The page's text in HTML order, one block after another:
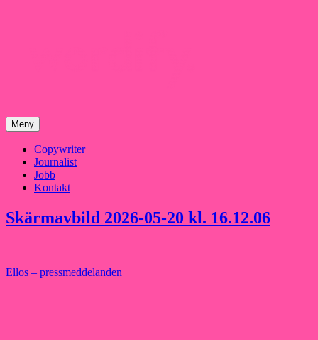
Meny
Copywriter
Journalist
Jobb
Kontakt
Skärmavbild 2026-05-20 kl. 16.12.06
Inläggsnavigering
Ellos – pressmeddelanden